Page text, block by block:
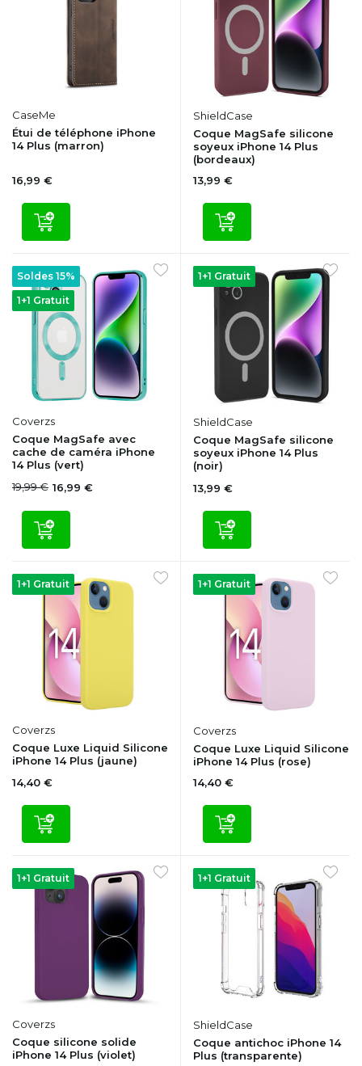
CaseMe
Étui de téléphone iPhone
14 Plus (marron)
16,99 €
ShieldCase
Coque MagSafe silicone
soyeux iPhone 14 Plus
(bordeaux)
13,99 €
1+1 Gratuit
Soldes 15%
Coverzs
Coque MagSafe avec
cache de caméra iPhone
14 Plus (vert)
19,99 € 16,99 €
1+1 Gratuit
ShieldCase
Coque MagSafe silicone
soyeux iPhone 14 Plus
(noir)
13,99 €
1+1 Gratuit
Coverzs
Coque Luxe Liquid Silicone
iPhone 14 Plus (jaune)
14,40 €
1+1 Gratuit
Coverzs
Coque Luxe Liquid Silicone
iPhone 14 Plus (rose)
14,40 €
1+1 Gratuit
Coverzs
Coque silicone solide
iPhone 14 Plus (violet)
1+1 Gratuit
ShieldCase
Coque antichoc iPhone 14
Plus (transparente)